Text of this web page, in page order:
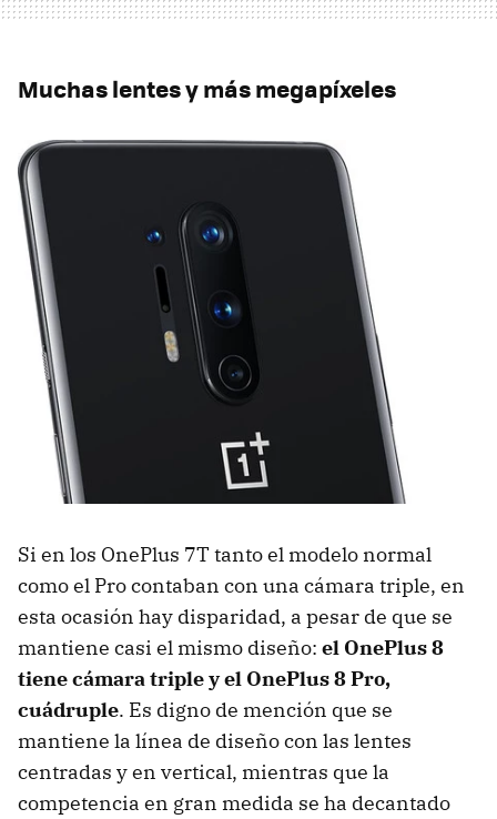
Muchas lentes y más megapíxeles
Si en los OnePlus 7T tanto el modelo normal
como el Pro contaban con una cámara triple, en
esta ocasión hay disparidad, a pesar de que se
mantiene casi el mismo diseño: el OnePlus 8
tiene cámara triple y el OnePlus 8 Pro,
cuádruple. Es digno de mención que se
mantiene la línea de diseño con las lentes
centradas y en vertical, mientras que la
competencia en gran medida se ha decantado